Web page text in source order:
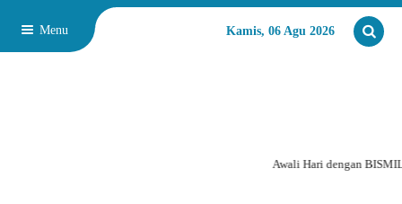
Menu Kamis, 06 Agu 2026
Awali Hari dengan